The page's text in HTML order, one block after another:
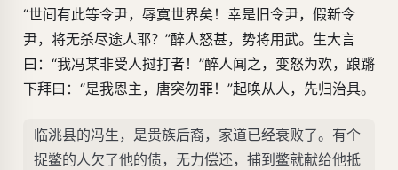
“世间有此等令尹，辱寞世界矣！幸是旧令尹，假新令
尹，将无杀尽途人耶？”醉人怒甚，势将用武。生大言
曰：“我冯某非受人挝打者！”醉人闻之，变怒为欢，踉蹡
下拜曰：“是我恩主，唐突勿罪！”起唤从人，先归治具。
临洮县的冯生，是贵族后裔，家道已经衰败了。有个
捉鳖的人欠了他的债，无力偿还，捕到鳖就献给他抵